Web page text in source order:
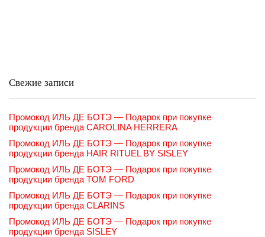
Свежие записи
Промокод ИЛЬ ДЕ БОТЭ — Подарок при покупке
продукции бренда CAROLINA HERRERA
Промокод ИЛЬ ДЕ БОТЭ — Подарок при покупке
продукции бренда HAIR RITUEL BY SISLEY
Промокод ИЛЬ ДЕ БОТЭ — Подарок при покупке
продукции бренда TOM FORD
Промокод ИЛЬ ДЕ БОТЭ — Подарок при покупке
продукции бренда CLARINS
Промокод ИЛЬ ДЕ БОТЭ — Подарок при покупке
продукции бренда SISLEY